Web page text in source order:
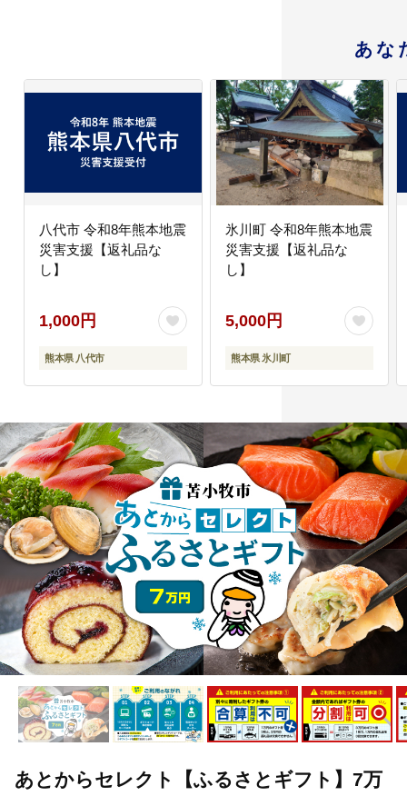
あとからセレクト【ふるさとギフト】7万
あな
八代市 令和8年熊本地震
災害支援【返礼品な
し】
1,000円
熊本県 八代市
氷川町 令和8年熊本地震
災害支援【返礼品な
し】
5,000円
熊本県 氷川町